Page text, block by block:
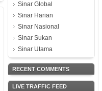
Sinar Global
Sinar Harian
Sinar Nasional
Sinar Sukan
Sinar Utama
RECENT COMMENTS
LIVE TRAFFIC FEED